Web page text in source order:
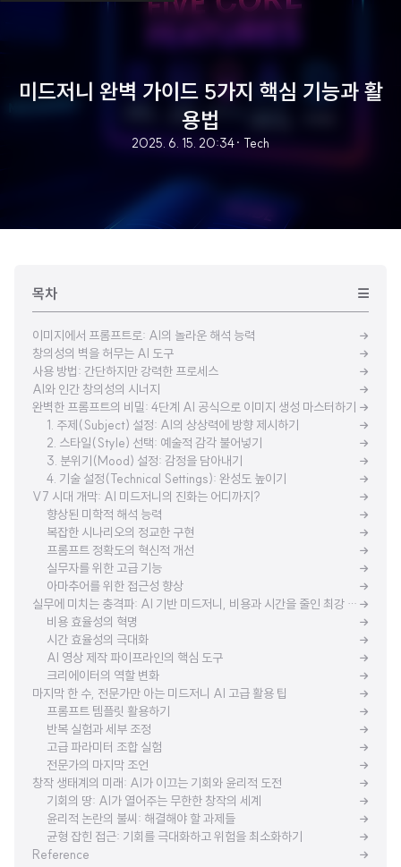
미드저니 완벽 가이드 5가지 핵심 기능과 활
용법
2025. 6. 15. 20:34· Tech
목차
이미지에서 프롬프트로: AI의 놀라운 해석 능력
창의성의 벽을 허무는 AI 도구
사용 방법: 간단하지만 강력한 프로세스
AI와 인간 창의성의 시너지
완벽한 프롬프트의 비밀: 4단계 AI 공식으로 이미지 생성 마스터하기
1. 주제(Subject) 설정: AI의 상상력에 방향 제시하기
2. 스타일(Style) 선택: 예술적 감각 불어넣기
3. 분위기(Mood) 설정: 감정을 담아내기
4. 기술 설정(Technical Settings): 완성도 높이기
V7 시대 개막: AI 미드저니의 진화는 어디까지?
향상된 미학적 해석 능력
복잡한 시나리오의 정교한 구현
프롬프트 정확도의 혁신적 개선
실무자를 위한 고급 기능
아마추어를 위한 접근성 향상
실무에 미치는 충격파: AI 기반 미드저니, 비용과 시간을 줄인 최강 크리에이터 도구
비용 효율성의 혁명
시간 효율성의 극대화
AI 영상 제작 파이프라인의 핵심 도구
크리에이터의 역할 변화
마지막 한 수, 전문가만 아는 미드저니 AI 고급 활용 팁
프롬프트 템플릿 활용하기
반복 실험과 세부 조정
고급 파라미터 조합 실험
전문가의 마지막 조언
창작 생태계의 미래: AI가 이끄는 기회와 윤리적 도전
기회의 땅: AI가 열어주는 무한한 창작의 세계
윤리적 논란의 불씨: 해결해야 할 과제들
균형 잡힌 접근: 기회를 극대화하고 위험을 최소화하기
Reference